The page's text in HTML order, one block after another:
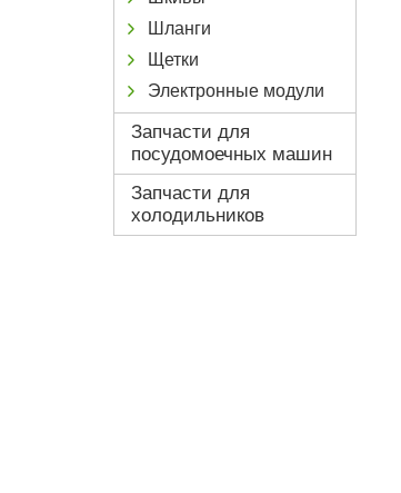
Шланги
Щетки
Электронные модули
Запчасти для
посудомоечных машин
Запчасти для
холодильников